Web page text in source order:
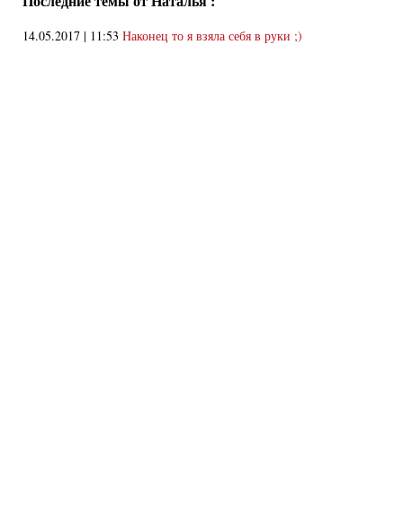
14.05.2017 | 11:53 Наконец то я взяла себя в руки ;)